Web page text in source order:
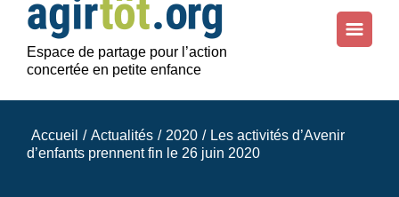
Espace de partage pour l’action
concertée en petite enfance
Accueil / Actualités / 2020 / Les activités d’Avenir
d’enfants prennent fin le 26 juin 2020